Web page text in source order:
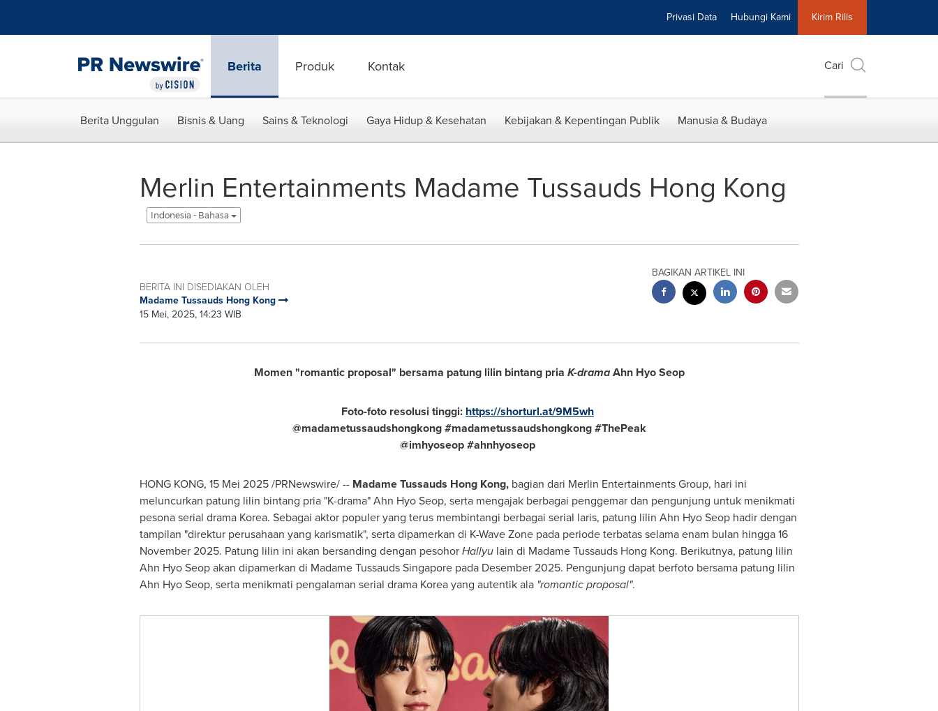
Privasi Data Hubungi Kami Kirim Rilis
Berita Produk Kontak Cari
Berita Unggulan Bisnis & Uang Sains & Teknologi Gaya Hidup & Kesehatan Kebijakan & Kepentingan Publik Manusia & Budaya
Merlin Entertainments Madame Tussauds Hong Kong
Indonesia - Bahasa
BERITA INI DISEDIAKAN OLEH
Madame Tussauds Hong Kong
15 Mei, 2025, 14:23 WIB
BAGIKAN ARTIKEL INI
Momen "romantic proposal" bersama patung lilin bintang pria K-dramaAhn Hyo Seop
Foto-foto resolusi tinggi: https://shorturl.at/9M5wh
@madametussaudshongkong #madametussaudshongkong #ThePeak
@imhyoseop #ahnhyoseop
HONG KONG, 15 Mei 2025 /PRNewswire/ -- Madame Tussauds Hong Kong, bagian dari Merlin Entertainments Group, hari ini
meluncurkan patung lilin bintang pria "K-drama"Ahn Hyo Seop, serta mengajak berbagai penggemar dan pengunjung untuk menikmati
pesona serial drama Korea. Sebagai aktor populer yang terus membintangi berbagai serial laris, patung lilin Ahn Hyo Seophadir dengan
tampilan "direktur perusahaan yang karismatik", serta dipamerkan di K-Wave Zone pada periode terbatas selama enam bulan hingga16
November 2025. Patung lilin ini akan bersanding dengan pesohorHallyu lain di Madame Tussauds Hong Kong. Berikutnya, patung lilin
Ahn Hyo Seopakan dipamerkan di Madame Tussauds Singapore pada Desember 2025. Pengunjung dapat berfoto bersama patung lilin
Ahn Hyo Seop, serta menikmati pengalaman serial drama Korea yang autentik ala "romantic proposal".